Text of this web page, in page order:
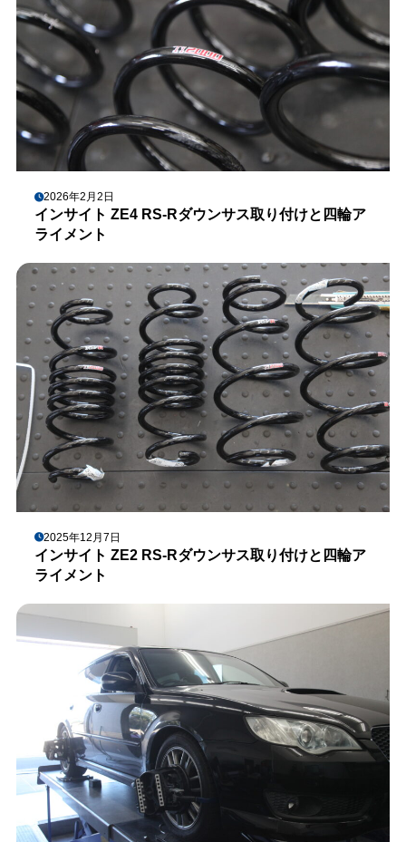
2026年2月2日
インサイト ZE4 RS-Rダウンサス取り付けと四輪ア
ライメント
2025年12月7日
インサイト ZE2 RS-Rダウンサス取り付けと四輪ア
ライメント